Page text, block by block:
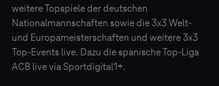
weitere Topspiele der deutschen
Nationalmannschaften sowie die 3x3 Welt-
und Europameisterschaften und weitere 3x3
Top-Events live. Dazu die spanische Top-Liga
ACB live via Sportdigital1+.